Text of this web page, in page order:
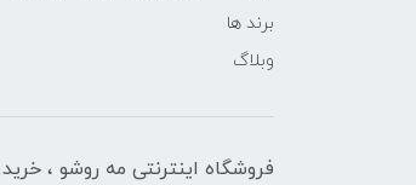
برند ها
وبلاگ
فروشگاه اینترنتی مه‌ رو‌شو ،